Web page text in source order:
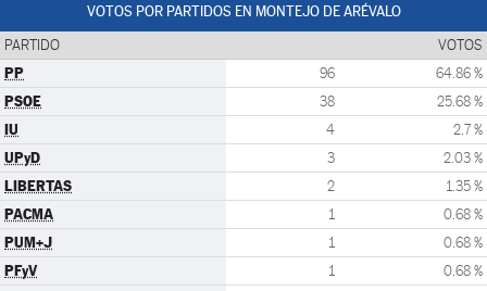
VOTOS POR PARTIDOS EN MONTEJO DE ARÉVALO
PARTIDO VOTOS
PP 96 64.86 %
PSOE 38 25.68 %
IU 4 2.7 %
UPyD 3 2.03 %
LIBERTAS 2 1.35 %
PACMA 1 0.68 %
PUM+J 1 0.68 %
PFyV 1 0.68 %